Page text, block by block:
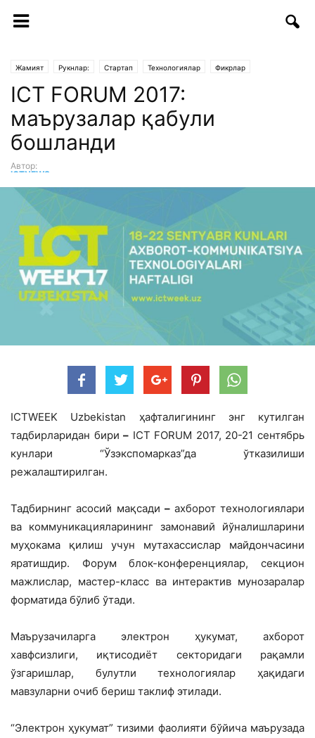
Жамият Рукнлар: Стартап Технологиялар Фикрлар
ICT FORUM 2017:
маърузалар қабули
бошланди
Автор:
ICTNEWS таҳририяти
ICTWEEK Uzbekistan ҳафталигининг энг кутилган
тадбирларидан бири– ICT FORUM 2017, 20-21 сентябрь
кунлари “Ўзэкспомарказ”да ўтказилиши
режалаштирилган.
Тадбирнинг асосий мақсади– ахборот технологиялари
ва коммуникацияларининг замонавий йўналишларини
муҳокама қилиш учун мутахассислар майдончасини
яратишдир. Форум блок-конференциялар, секцион
мажлислар, мастер-класс ва интерактив мунозаралар
форматида бўлиб ўтади.
Маърузачиларга электрон ҳукумат, ахборот
хавфсизлиги, иқтисодиёт секторидаги рақамли
ўзгаришлар, булутли технологиялар ҳақидаги
мавзуларни очиб бериш таклиф этилади.
“Электрон ҳукумат” тизими фаолияти бўйича маърузада